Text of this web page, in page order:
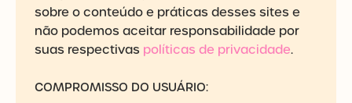
sobre o conteúdo e práticas desses sites e
não podemos aceitar responsabilidade por
suas respectivas políticas de privacidade.
COMPROMISSO DO USUÁRIO: